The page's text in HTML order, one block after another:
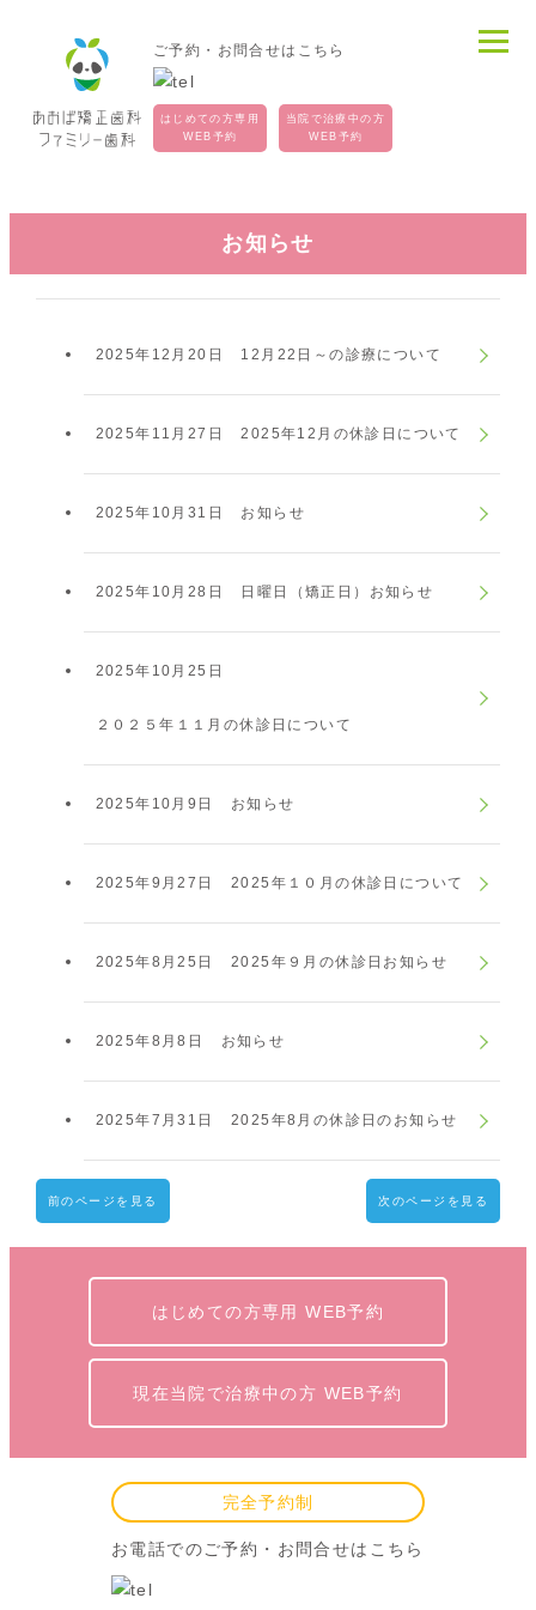
ご予約・お問合せはこちら
はじめての方専用
WEB予約
当院で治療中の方
WEB予約
お知らせ
2025年12月20日 12月22日～の診療について
2025年11月27日 2025年12月の休診日について
2025年10月31日 お知らせ
2025年10月28日 日曜日（矯正日）お知らせ
2025年10月25日
２０２５年１１月の休診日について
2025年10月9日 お知らせ
2025年9月27日 2025年１０月の休診日について
2025年8月25日 2025年９月の休診日お知らせ
2025年8月8日 お知らせ
2025年7月31日 2025年8月の休診日のお知らせ
前のページを見る 次のページを見る
はじめての方専用 WEB予約
現在当院で治療中の方 WEB予約
完全予約制
お電話でのご予約・お問合せはこちら